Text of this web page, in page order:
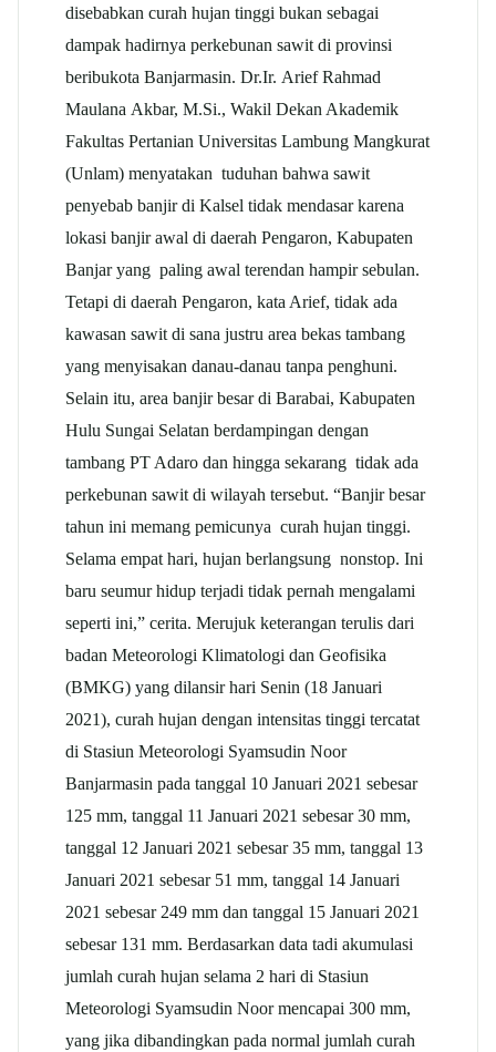
disebabkan curah hujan tinggi bukan sebagai
dampak hadirnya perkebunan sawit di provinsi
beribukota Banjarmasin. Dr.Ir. Arief Rahmad
Maulana Akbar, M.Si., Wakil Dekan Akademik
Fakultas Pertanian Universitas Lambung Mangkurat
(Unlam) menyatakan tuduhan bahwa sawit
penyebab banjir di Kalsel tidak mendasar karena
lokasi banjir awal di daerah Pengaron, Kabupaten
Banjar yang paling awal terendan hampir sebulan.
Tetapi di daerah Pengaron, kata Arief, tidak ada
kawasan sawit di sana justru area bekas tambang
yang menyisakan danau-danau tanpa penghuni.
Selain itu, area banjir besar di Barabai, Kabupaten
Hulu Sungai Selatan berdampingan dengan
tambang PT Adaro dan hingga sekarang tidak ada
perkebunan sawit di wilayah tersebut. “Banjir besar
tahun ini memang pemicunya curah hujan tinggi.
Selama empat hari, hujan berlangsung nonstop. Ini
baru seumur hidup terjadi tidak pernah mengalami
seperti ini,” cerita. Merujuk keterangan terulis dari
badan Meteorologi Klimatologi dan Geofisika
(BMKG) yang dilansir hari Senin (18 Januari
2021), curah hujan dengan intensitas tinggi tercatat
di Stasiun Meteorologi Syamsudin Noor
Banjarmasin pada tanggal 10 Januari 2021 sebesar
125 mm, tanggal 11 Januari 2021 sebesar 30 mm,
tanggal 12 Januari 2021 sebesar 35 mm, tanggal 13
Januari 2021 sebesar 51 mm, tanggal 14 Januari
2021 sebesar 249 mm dan tanggal 15 Januari 2021
sebesar 131 mm. Berdasarkan data tadi akumulasi
jumlah curah hujan selama 2 hari di Stasiun
Meteorologi Syamsudin Noor mencapai 300 mm,
yang jika dibandingkan pada normal jumlah curah